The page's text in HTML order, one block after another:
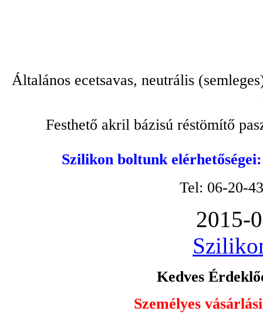
Általános ecetsavas, neutrális
Festhető akril bázisú réstömítő
Szilikon boltunk
Tel: 06-20-
2015-
Kedves
Személyes